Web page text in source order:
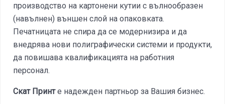
производство на картонени кутии с вълнообразен
(навълнен) външен слой на опаковката.
Печатницата не спира да се модернизира и да
внедрява нови полиграфически системи и продукти,
да повишава квалификацията на работния
персонал.
Скат Принте надежден партньор за Вашия бизнес.